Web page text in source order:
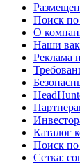
Поиск
О
Наши
Реклама
Каталог
Поиск по
Сетка: